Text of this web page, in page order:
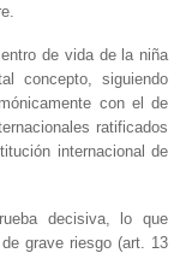
de vida de la niña
concepto, siguiendo
con el de
ratificados
internacional de
decisiva, lo que
grave riesgo (art. 13